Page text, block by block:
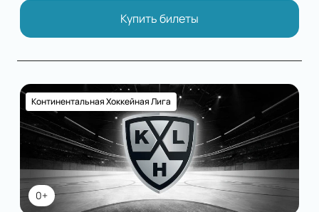
Купить билеты
0+
Континентальная Хоккейная Лига